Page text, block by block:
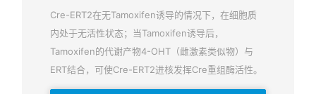
Cre-ERT2在无Tamoxifen诱导的情况下，在细胞质
内处于无活性状态；当Tamoxifen诱导后，
Tamoxifen的代谢产物4-OHT（雌激素类似物）与
ERT结合，可使Cre-ERT2进核发挥Cre重组酶活性。